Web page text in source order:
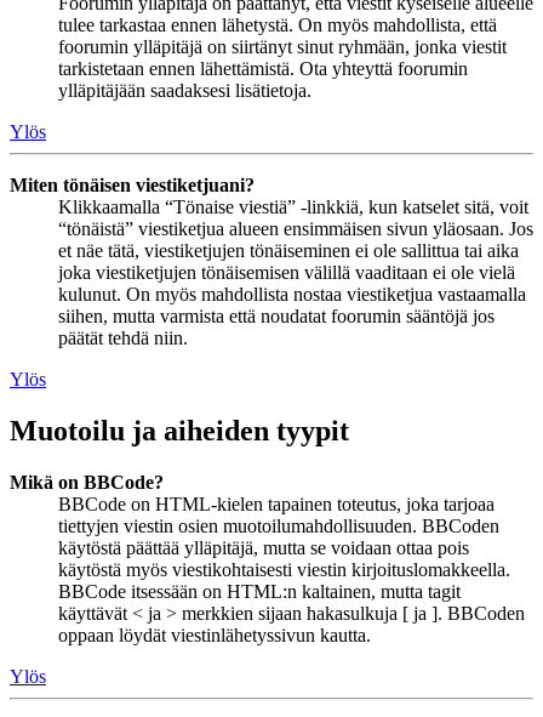
tulee tarkastaa ennen lähetystä. On myös mahdollista, että
foorumin ylläpitäjä on siirtänyt sinut ryhmään, jonka viestit
tarkistetaan ennen lähettämistä. Ota yhteyttä foorumin
ylläpitäjään saadaksesi lisätietoja.
Ylös
Miten tönäisen viestiketjuani?
Klikkaamalla “Tönaise viestiä” -linkkiä, kun katselet sitä, voit
“tönäistä” viestiketjua alueen ensimmäisen sivun yläosaan. Jos
et näe tätä, viestiketjujen tönäiseminen ei ole sallittua tai aika
joka viestiketjujen tönäisemisen välillä vaaditaan ei ole vielä
kulunut. On myös mahdollista nostaa viestiketjua vastaamalla
siihen, mutta varmista että noudatat foorumin sääntöjä jos
päätät tehdä niin.
Ylös
Muotoilu ja aiheiden tyypit
Mikä on BBCode?
BBCode on HTML-kielen tapainen toteutus, joka tarjoaa
tiettyjen viestin osien muotoilumahdollisuuden. BBCoden
käytöstä päättää ylläpitäjä, mutta se voidaan ottaa pois
käytöstä myös viestikohtaisesti viestin kirjoituslomakkeella.
BBCode itsessään on HTML:n kaltainen, mutta tagit
käyttävät < ja > merkkien sijaan hakasulkuja [ ja ]. BBCoden
oppaan löydät viestinlähetyssivun kautta.
Ylös